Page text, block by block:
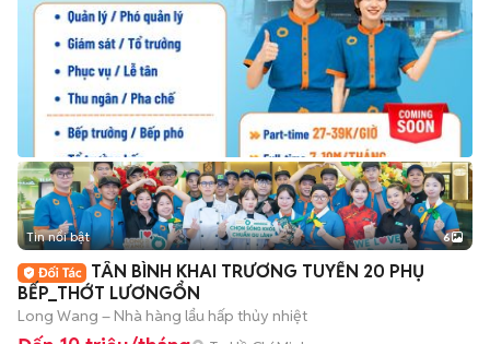
+2
Tin nổi bật 6
TÂN BÌNH KHAI TRƯƠNG TUYỂN 20 PHỤ
BẾP_THỚT LƯƠNGỔN
Long Wang – Nhà hàng lẩu hấp thủy nhiệt